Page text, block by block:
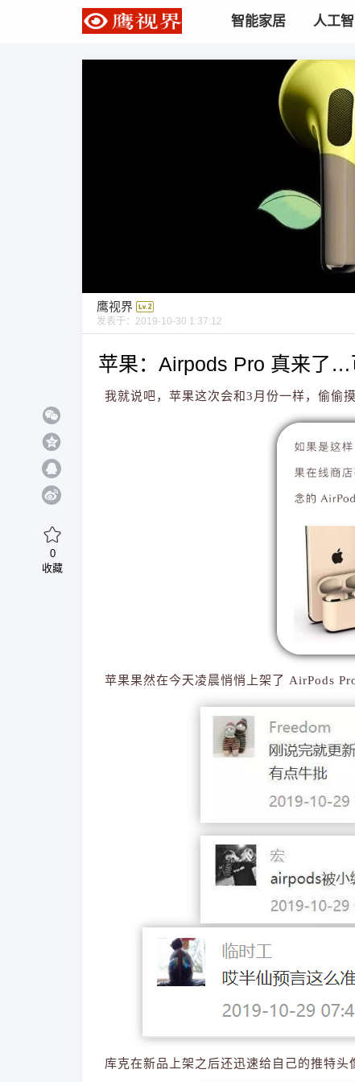
智能家居 人工
鹰视界
发表于： 2019-10-30 1:37:12
苹果：Airpods Pro 真来了…
我就说吧，苹果这次会和3月份一样，偷偷
苹果果然在今天凌晨悄悄上架了 AirPods
库克在新品上架之后还迅速给自己的推特头
0
收藏